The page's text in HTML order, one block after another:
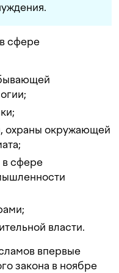
сфере
охраны окружающей
в сфере
власти.
впервые
закона в ноябре